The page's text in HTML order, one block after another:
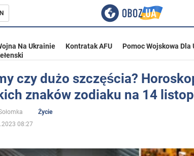
Na Ukrainie Kontratak AFU Pomoc Wojskowa Dla
czy dużo szczęścia?
znaków zodiaku na 14
Życie
08:27